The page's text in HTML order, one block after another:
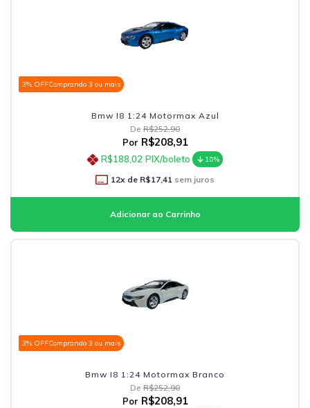
3% OFFComprando 3 ou mais
Bmw I8 1:24 Motormax Azul
De R$252,90
Por R$208,91
R$188,02 PIX/boleto 10%
12x de R$17,41 sem juros
3% OFFComprando 3 ou mais
Bmw I8 1:24 Motormax Branco
De R$252,90
Por R$208,91